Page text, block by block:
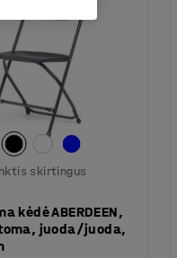
skirtingus
kėdė ABERDEEN,
juoda/juoda,